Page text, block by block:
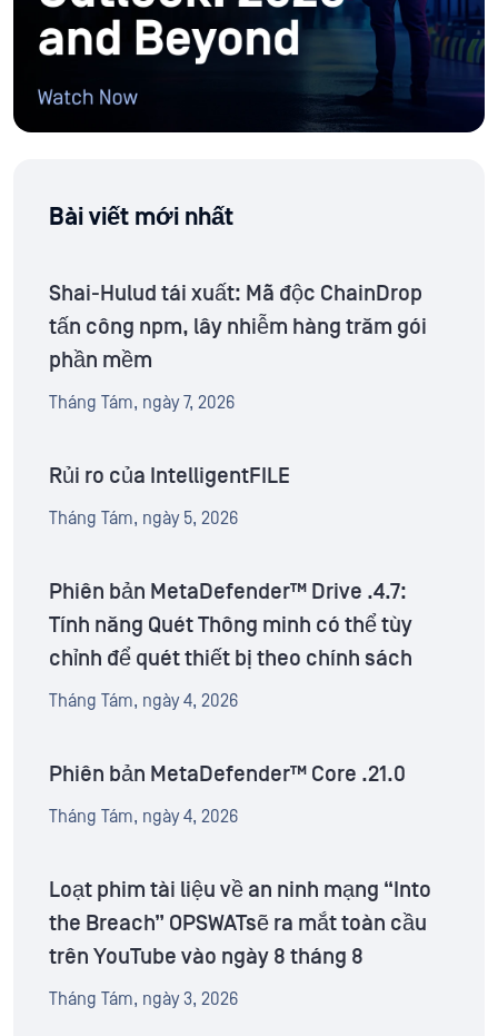
Bài viết mới nhất
Shai-Hulud tái xuất: Mã độc ChainDrop
tấn công npm, lây nhiễm hàng trăm gói
phần mềm
Tháng Tám, ngày 7, 2026
Rủi ro của IntelligentFILE
Tháng Tám, ngày 5, 2026
Phiên bản MetaDefender™ Drive .4.7:
Tính năng Quét Thông minh có thể tùy
chỉnh để quét thiết bị theo chính sách
Tháng Tám, ngày 4, 2026
Phiên bản MetaDefender™ Core .21.0
Tháng Tám, ngày 4, 2026
Loạt phim tài liệu về an ninh mạng “Into
the Breach” OPSWATsẽ ra mắt toàn cầu
trên YouTube vào ngày 8 tháng 8
Tháng Tám, ngày 3, 2026